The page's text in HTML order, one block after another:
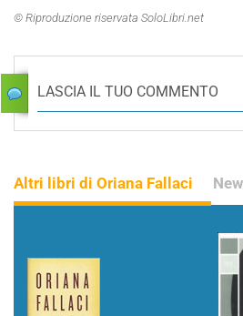
© Riproduzione riservata SoloLibri.net
LASCIA IL TUO COMMENTO
Altri libri di Oriana Fallaci